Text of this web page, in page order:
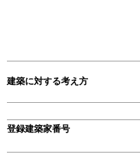
建築に対する考え方
登録建築家番号